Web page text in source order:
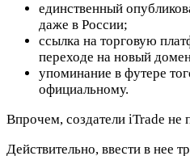
единственный
даже в России;
ссылка на торговую
переходе на новый
упоминание в футере
официальному.
Впрочем, создатели iTrade не
Действительно, ввести в нее